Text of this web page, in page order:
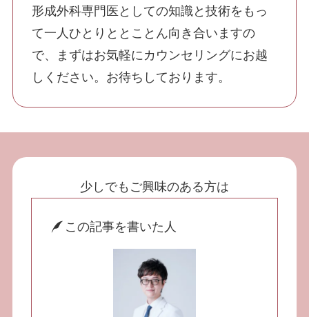
24時間受付 WEBから予約する
052-551-8887 10:00~19:00(不定休)
形成外科専門医としての知識と技術をもっ
て一人ひとりととことん向き合いますの
で、まずはお気軽にカウンセリングにお越
しください。お待ちしております。
少しでもご興味のある方は
この記事を書いた人